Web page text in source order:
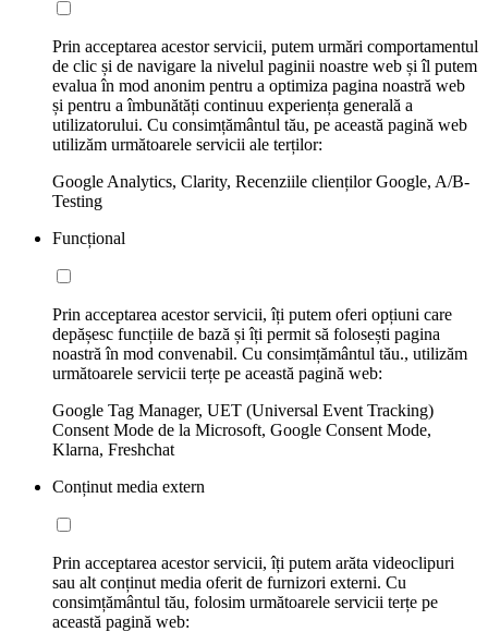
Prin acceptarea acestor servicii, putem urmări comportamentul
de clic și de navigare la nivelul paginii noastre web și îl putem
evalua în mod anonim pentru a optimiza pagina noastră web
și pentru a îmbunătăți continuu experiența generală a
utilizatorului. Cu consimțământul tău, pe această pagină web
utilizăm următoarele servicii ale terților:
Google Analytics, Clarity, Recenziile clienților Google, A/B-
Testing
Funcțional
Prin acceptarea acestor servicii, îți putem oferi opțiuni care
depășesc funcțiile de bază și îți permit să folosești pagina
noastră în mod convenabil. Cu consimțământul tău., utilizăm
următoarele servicii terțe pe această pagină web:
Google Tag Manager, UET (Universal Event Tracking)
Consent Mode de la Microsoft, Google Consent Mode,
Klarna, Freshchat
Conținut media extern
Prin acceptarea acestor servicii, îți putem arăta videoclipuri
sau alt conținut media oferit de furnizori externi. Cu
consimțământul tău, folosim următoarele servicii terțe pe
această pagină web: